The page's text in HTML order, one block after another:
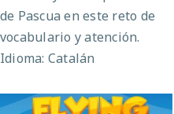
de Pascua en este reto de
vocabulario y atención.
Idioma: Catalán